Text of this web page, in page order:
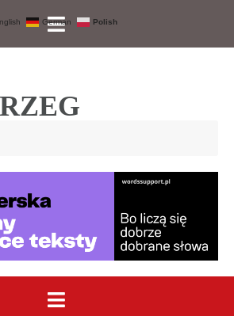
German Polish